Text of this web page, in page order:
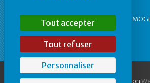
CAUE87 - 1, rue des Allois - 87 000
40
© 2016 CAUE 87 | Une réalisation
Tout accepter
Tout refuser
Personnaliser